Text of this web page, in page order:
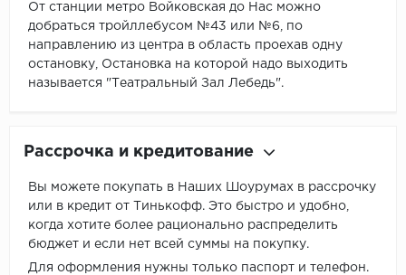
От станции метро Войковская до Нас можно
добраться тройллебусом №43 или №6, по
направлению из центра в область проехав одну
остановку, Остановка на которой надо выходить
называется "Театральный Зал Лебедь".
Рассрочка и кредитование
Вы можете покупать в Наших Шоурумах в рассрочку
или в кредит от Тинькофф. Это быстро и удобно,
когда хотите более рационально распределить
бюджет и если нет всей суммы на покупку.
Для оформления нужны только паспорт и телефон.